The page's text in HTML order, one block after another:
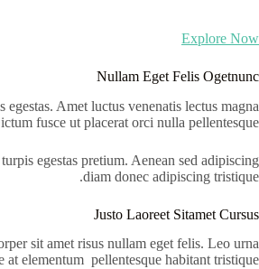
Explore Now
Nullam Eget Felis Ogetnunc
egestas. Amet luctus venenatis lectus magna
fusce ut placerat orci nulla pellentesque.
egestas pretium. Aenean sed adipiscing
diam donec adipiscing tristique.
Justo Laoreet Sitamet Cursus
sit amet risus nullam eget felis. Leo urna
at elementum pellentesque habitant tristique.